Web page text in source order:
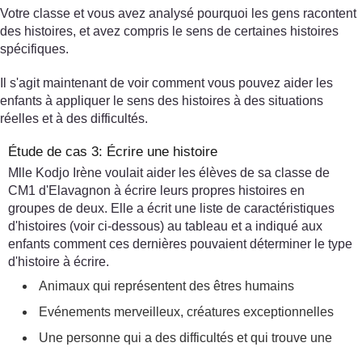
Votre classe et vous avez analysé pourquoi les gens racontent
des histoires, et avez compris le sens de certaines histoires
spécifiques.
Il s'agit maintenant de voir comment vous pouvez aider les
enfants à appliquer le sens des histoires à des situations
réelles et à des difficultés.
Étude de cas 3: Écrire une histoire
Mlle Kodjo Irène voulait aider les élèves de sa classe de
CM1 d'Elavagnon à écrire leurs propres histoires en
groupes de deux. Elle a écrit une liste de caractéristiques
d'histoires (voir ci-dessous) au tableau et a indiqué aux
enfants comment ces dernières pouvaient déterminer le type
d'histoire à écrire.
Animaux qui représentent des êtres humains
Evénements merveilleux, créatures exceptionnelles
Une personne qui a des difficultés et qui trouve une